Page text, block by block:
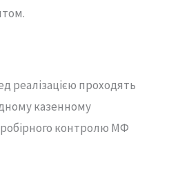
реалізацією проходять
казенному
контролю МФ